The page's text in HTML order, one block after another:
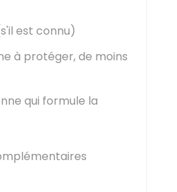
est connu)
à protéger, de moins
qui formule la